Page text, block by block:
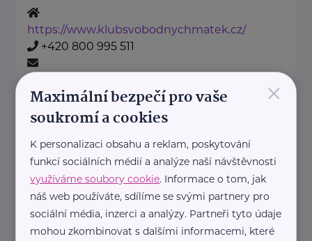
https://www.klubsvobodnychmatek.cz/
+420 800 995 511
Povltavská 5/74 Praha 7 – Troja
"Dáváme oblečení nový život,
pomáháme potřebným."
Oděvní banka je charitativní
organizace, která každoročně
×
Maximální bezpečí pro vaše
soukromí a cookies
K personalizaci obsahu a reklam, poskytování
funkcí sociálních médií a analýze naší návštěvnosti
využíváme soubory cookie. Informace o tom, jak
náš web používáte, sdílíme se svými partnery pro
sociální média, inzerci a analýzy. Partneři tyto údaje
mohou zkombinovat s dalšími informacemi, které